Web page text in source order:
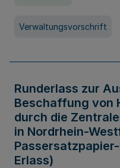
Verwaltungsvorschrift
Runderlass zur
Beschaffung von
durch die
in Nordrhein-
Erlass)